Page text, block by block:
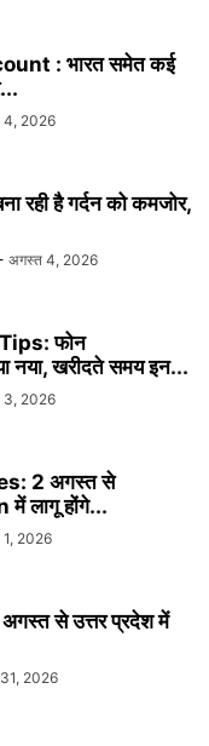
: भारत समेत कई
4, 2026
रही है गर्दन को कमजोर,
अगस्त 4, 2026
फोन
खरीदते समय इन...
3, 2026
2 अगस्त से
लागू होंगे...
2026
से उत्तर प्रदेश में
2026